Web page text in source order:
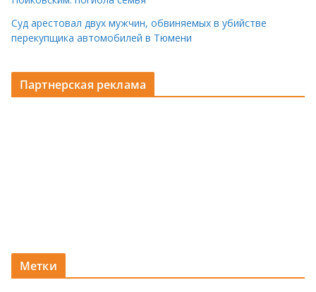
Суд арестовал двух мужчин, обвиняемых в убийстве
перекупщика автомобилей в Тюмени
Партнерская реклама
Метки